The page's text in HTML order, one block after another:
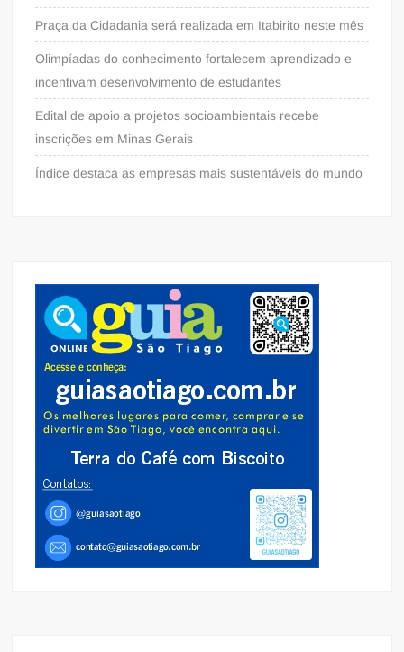
Praça da Cidadania será realizada em Itabirito neste mês
Olimpíadas do conhecimento fortalecem aprendizado e
incentivam desenvolvimento de estudantes
Edital de apoio a projetos socioambientais recebe
inscrições em Minas Gerais
Índice destaca as empresas mais sustentáveis do mundo